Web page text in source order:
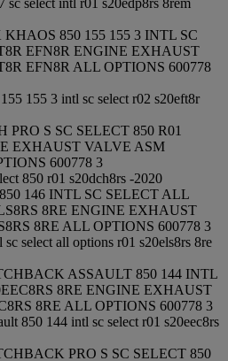
850 155 155 3 INTL SC
EFN8R ENGINE EXHAUST
EFN8R ALL OPTIONS 600778
155 3 intl sc select r02 s20eft8r
PRO S SC SELECT 850 R01
EXHAUST VALVE ASM
600778 3
850 r01 s20dch8rs -2020
146 INTL SC SELECT ALL
8RE ENGINE EXHAUST
8RE ALL OPTIONS 600778 3
select all options r01 s20els8rs 8re
ASSAULT 850 144 INTL
8RE ENGINE EXHAUST
8RE ALL OPTIONS 600778 3
850 144 intl sc select r01 s20eec8rs
PRO S SC SELECT 850